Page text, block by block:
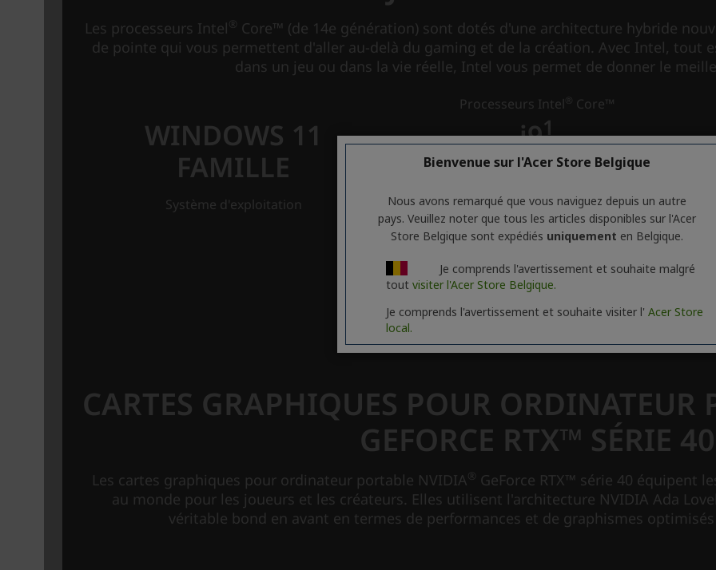
Bienvenue sur l'Acer Store Belgique
Nous avons remarqué que vous naviguez depuis un autre
pays. Veuillez noter que tous les articles disponibles sur l'Acer
Store Belgique sont expédiés uniquement en Belgique.
Je comprends l'avertissement et souhaite malgré
tout visiter l'Acer Store Belgique.
Je comprends l'avertissement et souhaite visiter l' Acer Store
local.